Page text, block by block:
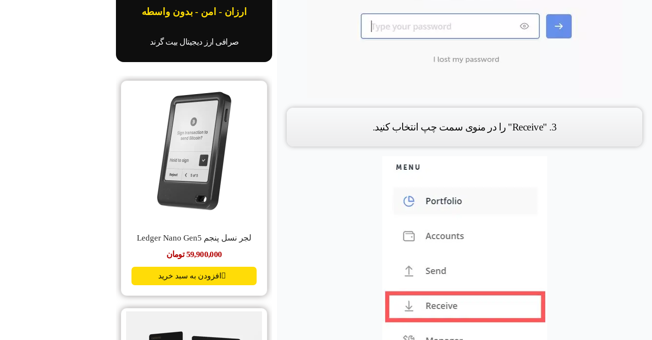
3. "Receive" را در منوی سمت چپ انتخاب کنید.
ارزان - امن - بدون واسطه
صرافی ارز دیجیتال بیت گرند
لجر نسل پنجم Ledger Nano Gen5
59,900,000 تومان
افزودن به سبد خرید